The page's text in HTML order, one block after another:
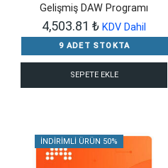
Gelişmiş DAW Programı
4,503.81 ₺ KDV Dahil
9 ADET STOKTA
SEPETE EKLE
İNDIRIMLI ÜRÜN 50%